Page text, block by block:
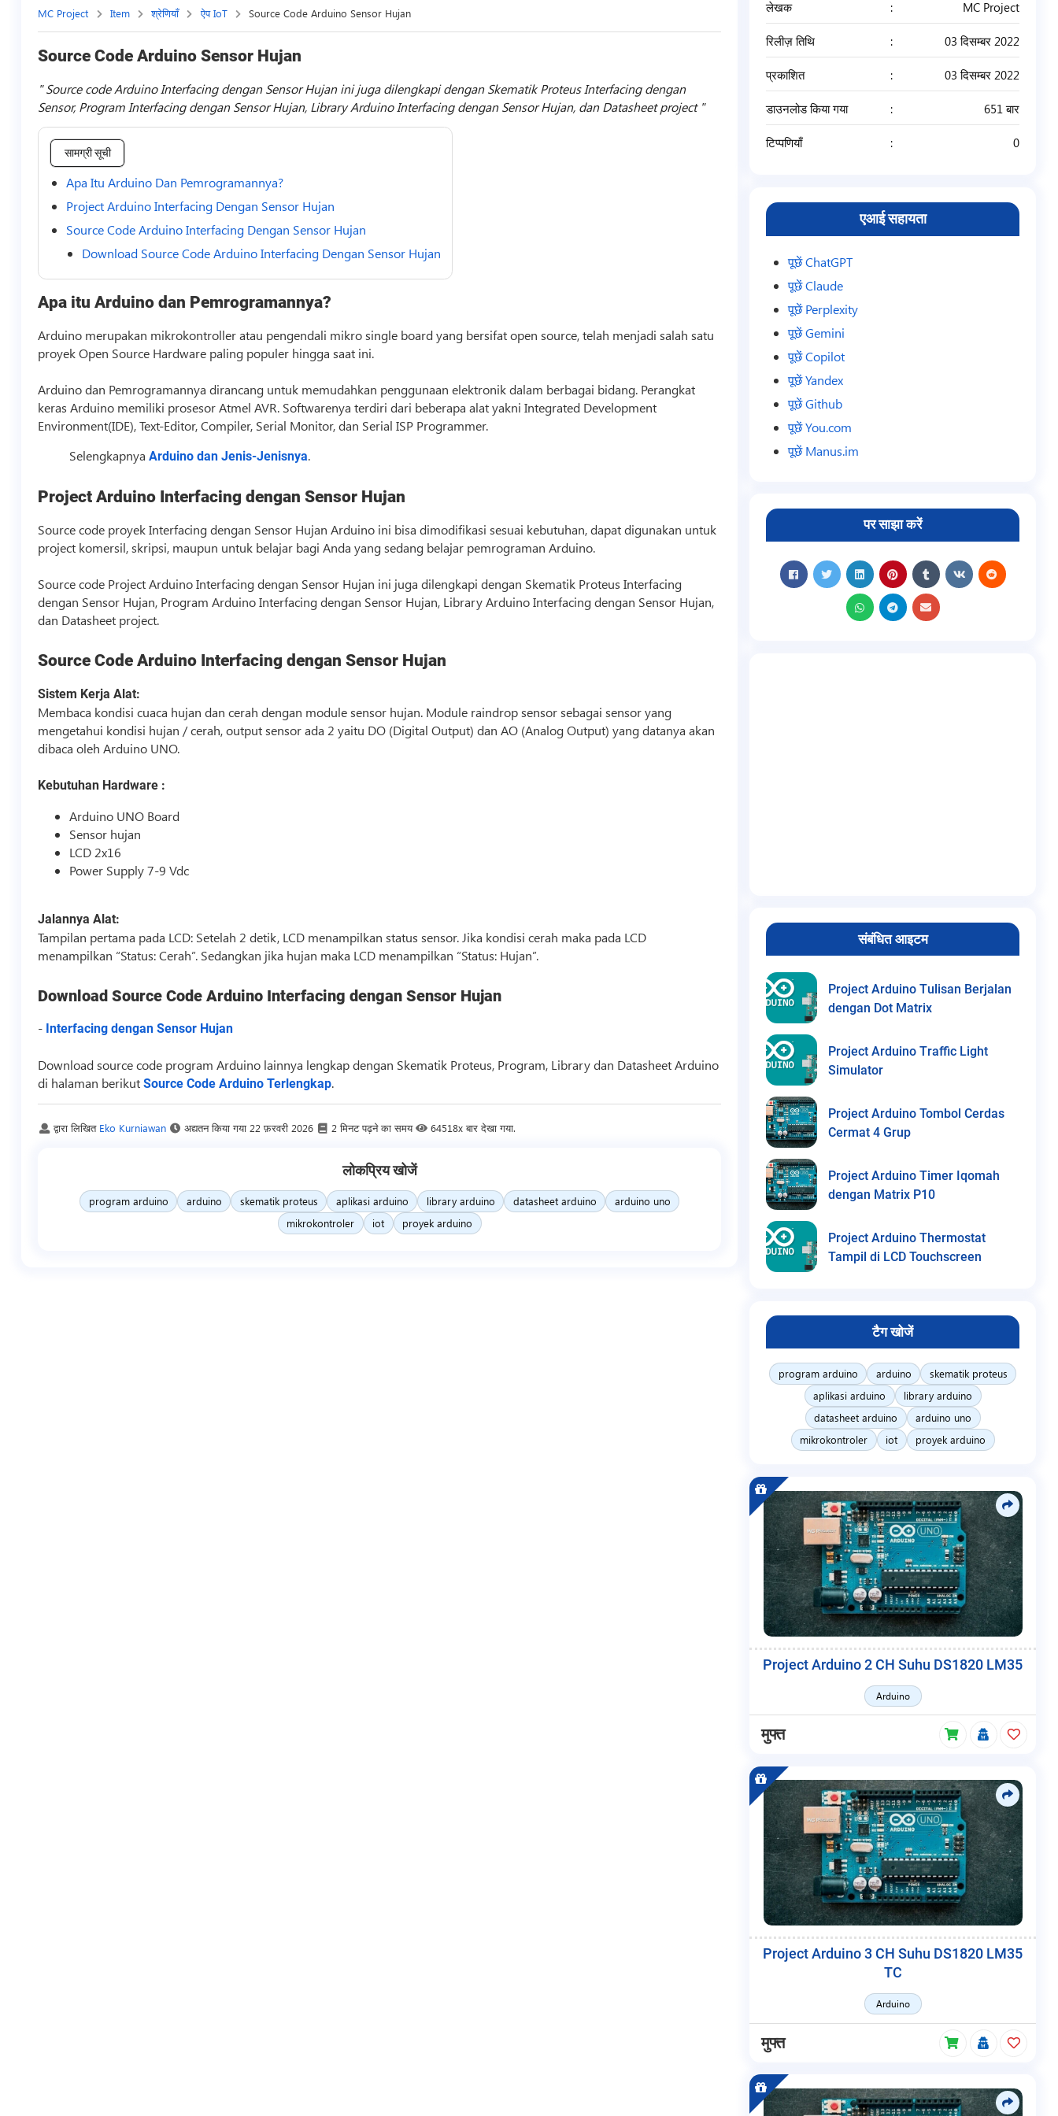
MC Project Item श्रेणियाँ ऐप IoT Source Code Arduino Sensor Hujan
Source Code Arduino Sensor Hujan
Source code Arduino Interfacing dengan Sensor Hujan ini juga dilengkapi dengan Skematik Proteus Interfacing dengan
Sensor, Program Interfacing dengan Sensor Hujan, Library Arduino Interfacing dengan Sensor Hujan, dan Datasheet project
सामग्री सूची
Apa Itu Arduino Dan Pemrogramannya?
Project Arduino Interfacing Dengan Sensor Hujan
Source Code Arduino Interfacing Dengan Sensor Hujan
Download Source Code Arduino Interfacing Dengan Sensor Hujan
Apa itu Arduino dan Pemrogramannya?
Arduino merupakan mikrokontroller atau pengendali mikro single board yang bersifat open source, telah menjadi salah satu
proyek Open Source Hardware paling populer hingga saat ini.
Arduino dan Pemrogramannya dirancang untuk memudahkan penggunaan elektronik dalam berbagai bidang. Perangkat
keras Arduino memiliki prosesor Atmel AVR. Softwarenya terdiri dari beberapa alat yakni Integrated Development
Environment(IDE), Text-Editor, Compiler, Serial Monitor, dan Serial ISP Programmer.
SelengkapnyaArduino dan Jenis-Jenisnya.
Project Arduino Interfacing dengan Sensor Hujan
Source code proyek Interfacing dengan Sensor Hujan Arduino ini bisa dimodifikasi sesuai kebutuhan, dapat digunakan untuk
project komersil, skripsi, maupun untuk belajar bagi Anda yang sedang belajar pemrograman Arduino.
Source code Project Arduino Interfacing dengan Sensor Hujan ini juga dilengkapi dengan Skematik Proteus Interfacing
dengan Sensor Hujan, Program Arduino Interfacing dengan Sensor Hujan, Library Arduino Interfacing dengan Sensor Hujan,
dan Datasheet project.
Source Code Arduino Interfacing dengan Sensor Hujan
Sistem Kerja Alat:
Membaca kondisi cuaca hujan dan cerah dengan module sensor hujan. Module raindrop sensor sebagai sensor yang
mengetahui kondisi hujan / cerah, output sensor ada 2 yaitu DO (Digital Output) dan AO (Analog Output) yang datanya akan
dibaca oleh Arduino UNO.
Kebutuhan Hardware :
Arduino UNO Board
Sensor hujan
LCD 2x16
Power Supply 7-9 Vdc
Jalannya Alat:
Tampilan pertama pada LCD: Setelah 2 detik, LCD menampilkan status sensor. Jika kondisi cerah maka pada LCD
menampilkan “Status: Cerah”. Sedangkan jika hujan maka LCD menampilkan “Status: Hujan”.
DownloadSource Code Arduino Interfacing dengan Sensor Hujan
- Interfacing dengan Sensor Hujan
Downloadsource code program Arduino lainnya lengkap dengan Skematik Proteus, Program, Library dan Datasheet Arduino
di halaman berikutSource Code Arduino Terlengkap.
द्वारा लिखित Eko Kurniawan अद्यतन किया गया 22 फ़रवरी 2026 2 मिनट पढ़ने का समय 64518x बार देखा गया.
लोकप्रिय खोजें
program arduino arduino skematik proteus aplikasi arduino library arduino datasheet arduino
arduino uno
mikrokontroler
iot proyek arduino
लेखक MC Project
रिलीज़ तिथि 03 दिसम्बर 2022
प्रकाशित 03 दिसम्बर 2022
डाउनलोड किया गया 651 बार
टिप्पणियाँ 0
एआई सहायता
पूछें ChatGPT
पूछें Claude
पूछें Perplexity
पूछें Gemini
पूछें Copilot
पूछें Yandex
पूछें Github
पूछें You.com
पूछें Manus.im
पर साझा करें
संबंधित आइटम
Project Arduino Tulisan Berjalan
dengan Dot Matrix
Project Arduino Traffic Light
Simulator
Project Arduino Tombol Cerdas
Cermat 4 Grup
Project Arduino Timer Iqomah
dengan Matrix P10
Project Arduino Thermostat
Tampil di LCD Touchscreen
टैग खोजें
program arduino arduino
skematik proteus
aplikasi arduino
library arduino
datasheet arduino
arduino uno
mikrokontroler
iot proyek arduino
Project Arduino 2 CH Suhu DS1820 LM35
Arduino
मुफ्त
Project Arduino 3 CH Suhu DS1820 LM35
TC
Arduino
मुफ्त